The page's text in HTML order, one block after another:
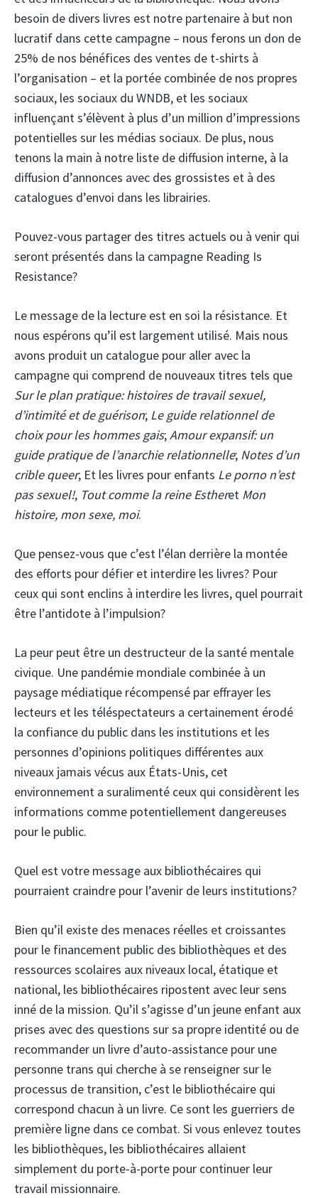
besoin de divers livres est notre partenaire à but non
lucratif dans cette campagne – nous ferons un don de
25% de nos bénéfices des ventes de t-shirts à
l’organisation – et la portée combinée de nos propres
sociaux, les sociaux du WNDB, et les sociaux
influençant s’élèvent à plus d’un million d’impressions
potentielles sur les médias sociaux. De plus, nous
tenons la main à notre liste de diffusion interne, à la
diffusion d’annonces avec des grossistes et à des
catalogues d’envoi dans les librairies.
Pouvez-vous partager des titres actuels ou à venir qui
seront présentés dans la campagne Reading Is
Resistance?
Le message de la lecture est en soi la résistance. Et
nous espérons qu’il est largement utilisé. Mais nous
avons produit un catalogue pour aller avec la
campagne qui comprend de nouveaux titres tels que
Sur le plan pratique: histoires de travail sexuel,
d’intimité et de guérison; Le guide relationnel de
choix pour les hommes gais;Amour expansif: un
guide pratique de l’anarchie relationnelle; Notes d’un
crible queer; Et les livres pour enfants Le porno n’est
pas sexuel!, Tout comme la reine Estheret Mon
histoire, mon sexe, moi.
Que pensez-vous que c’est l’élan derrière la montée
des efforts pour défier et interdire les livres? Pour
ceux qui sont enclins à interdire les livres, quel pourrait
être l’antidote à l’impulsion?
La peur peut être un destructeur de la santé mentale
civique. Une pandémie mondiale combinée à un
paysage médiatique récompensé par effrayer les
lecteurs et les téléspectateurs a certainement érodé
la confiance du public dans les institutions et les
personnes d’opinions politiques différentes aux
niveaux jamais vécus aux États-Unis, cet
environnement a suralimenté ceux qui considèrent les
informations comme potentiellement dangereuses
pour le public.
Quel est votre message aux bibliothécaires qui
pourraient craindre pour l’avenir de leurs institutions?
Bien qu’il existe des menaces réelles et croissantes
pour le financement public des bibliothèques et des
ressources scolaires aux niveaux local, étatique et
national, les bibliothécaires ripostent avec leur sens
inné de la mission. Qu’il s’agisse d’un jeune enfant aux
prises avec des questions sur sa propre identité ou de
recommander un livre d’auto-assistance pour une
personne trans qui cherche à se renseigner sur le
processus de transition, c’est le bibliothécaire qui
correspond chacun à un livre. Ce sont les guerriers de
première ligne dans ce combat. Si vous enlevez toutes
les bibliothèques, les bibliothécaires allaient
simplement du porte-à-porte pour continuer leur
travail missionnaire.